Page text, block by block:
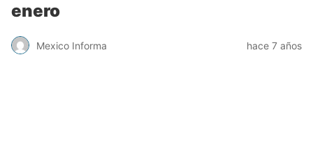
enero
Mexico Informa hace 7 años